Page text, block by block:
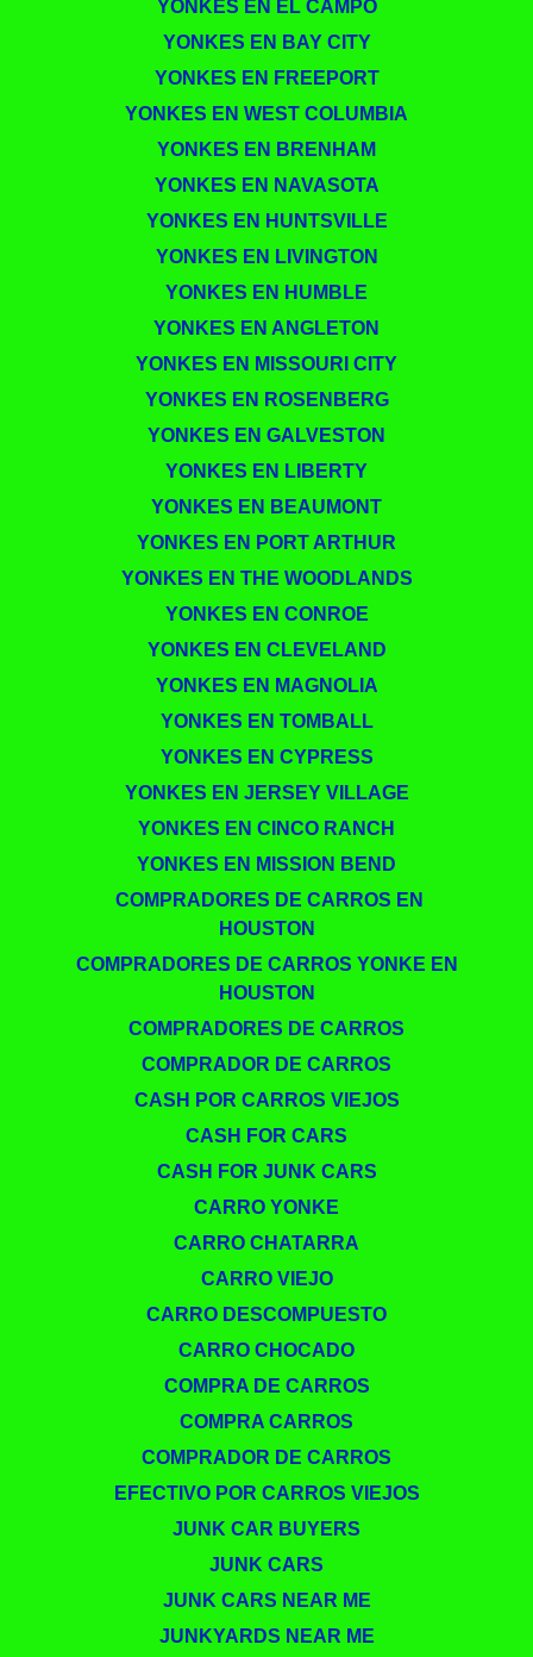
YONKES EN EL CAMPO
YONKES EN BAY CITY
YONKES EN FREEPORT
YONKES EN WEST COLUMBIA
YONKES EN BRENHAM
YONKES EN NAVASOTA
YONKES EN HUNTSVILLE
YONKES EN LIVINGTON
YONKES EN HUMBLE
YONKES EN ANGLETON
YONKES EN MISSOURI CITY
YONKES EN ROSENBERG
YONKES EN GALVESTON
YONKES EN LIBERTY
YONKES EN BEAUMONT
YONKES EN PORT ARTHUR
YONKES EN THE WOODLANDS
YONKES EN CONROE
YONKES EN CLEVELAND
YONKES EN MAGNOLIA
YONKES EN TOMBALL
YONKES EN CYPRESS
YONKES EN JERSEY VILLAGE
YONKES EN CINCO RANCH
YONKES EN MISSION BEND
​​ COMPRADORES DE CARROS EN
HOUSTON
COMPRADORES DE CARROS YONKE EN
HOUSTON
COMPRADORES DE CARROS
COMPRADOR DE CARROS
CASH POR CARROS VIEJOS
CASH FOR CARS
CASH FOR JUNK CARS
CARRO YONKE
CARRO CHATARRA
CARRO VIEJO
CARRO DESCOMPUESTO
CARRO CHOCADO
COMPRA DE CARROS
COMPRA CARROS
COMPRADOR DE CARROS
EFECTIVO POR CARROS VIEJOS
JUNK CAR BUYERS
JUNK CARS
JUNK CARS NEAR ME
JUNKYARDS NEAR ME